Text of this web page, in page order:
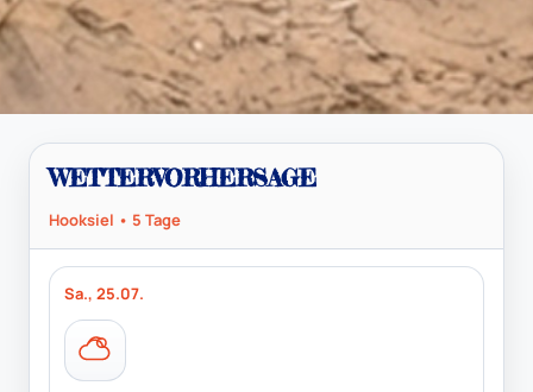
WETTERVORHERSAGE
Hooksiel • 5 Tage
Sa., 25.07.